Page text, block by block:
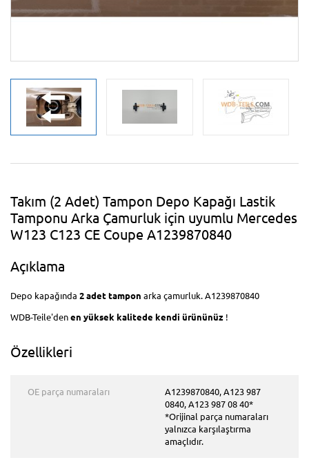
Takım (2 Adet) Tampon Depo Kapağı Lastik
Tamponu Arka Çamurluk için uyumlu Mercedes
W123 C123 CE Coupe A1239870840
Açıklama
Depo kapağında 2 adet tampon arka çamurluk. A1239870840
WDB-Teile'denen yüksek kalitede kendi ürününüz !
Özellikleri
OE parça numaraları
A1239870840, A123 987
0840, A123 987 08 40*
*Orijinal parça numaraları
yalnızca karşılaştırma
amaçlıdır.